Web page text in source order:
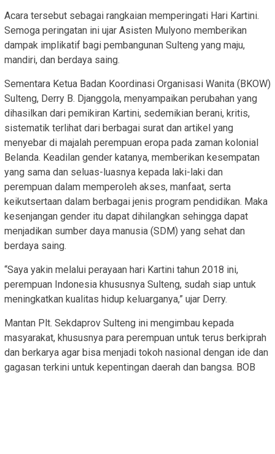
Acara tersebut sebagai rangkaian memperingati Hari Kartini.
Semoga peringatan ini ujar Asisten Mulyono memberikan
dampak implikatif bagi pembangunan Sulteng yang maju,
mandiri, dan berdaya saing.
Sementara Ketua Badan Koordinasi Organisasi Wanita (BKOW)
Sulteng, Derry B. Djanggola, menyampaikan perubahan yang
dihasilkan dari pemikiran Kartini, sedemikian berani, kritis,
sistematik terlihat dari berbagai surat dan artikel yang
menyebar di majalah perempuan eropa pada zaman kolonial
Belanda. Keadilan gender katanya, memberikan kesempatan
yang sama dan seluas-luasnya kepada laki-laki dan
perempuan dalam memperoleh akses, manfaat, serta
keikutsertaan dalam berbagai jenis program pendidikan. Maka
kesenjangan gender itu dapat dihilangkan sehingga dapat
menjadikan sumber daya manusia (SDM) yang sehat dan
berdaya saing.
“Saya yakin melalui perayaan hari Kartini tahun 2018 ini,
perempuan Indonesia khususnya Sulteng, sudah siap untuk
meningkatkan kualitas hidup keluarganya,” ujar Derry.
Mantan Plt. Sekdaprov Sulteng ini mengimbau kepada
masyarakat, khususnya para perempuan untuk terus berkiprah
dan berkarya agar bisa menjadi tokoh nasional dengan ide dan
gagasan terkini untuk kepentingan daerah dan bangsa. BOB